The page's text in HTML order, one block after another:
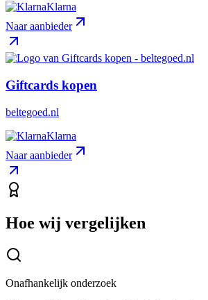
Klarna
Naar aanbieder
Giftcards kopen
beltegoed.nl
Klarna
Naar aanbieder
Hoe wij vergelijken
Onafhankelijk onderzoek